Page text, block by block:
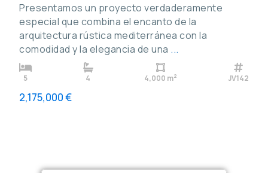
Presentamos un proyecto verdaderamente
especial que combina el encanto de la
arquitectura rústica mediterránea con la
comodidad y la elegancia de una ...
5 4 4,000 m2 JV142
2,175,000 €